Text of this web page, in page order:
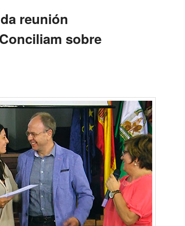
reunión
sobre